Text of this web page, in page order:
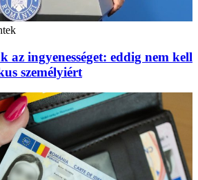
az ingyenességet: eddig nem kell
személyiért